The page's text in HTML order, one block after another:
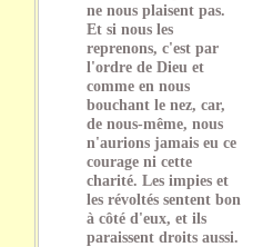
ne nous plaisent pas.
Et si nous les
reprenons, c'est par
l'ordre de Dieu et
comme en nous
bouchant le nez, car,
de nous-même, nous
n'aurions jamais eu ce
courage ni cette
charité. Les impies et
les révoltés sentent bon
à côté d'eux, et ils
paraissent droits aussi.